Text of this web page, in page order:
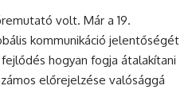
volt. Már a 19.
kommunikáció jelentőségét
hogyan fogja átalakítani
előrejelzése valósággá